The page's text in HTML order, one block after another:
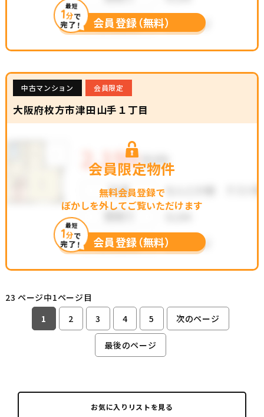
最短
1分で
完了！ 会員登録（無料）
中古マンション 会員限定
大阪府枚方市津田山手１丁目
会員限定物件
無料会員登録で
ぼかしを外してご覧いただけます
最短
1分で
完了！ 会員登録（無料）
23 ページ中1ページ目
1
2 3 4 5 次のページ
最後のページ
お気に入りリストを見る